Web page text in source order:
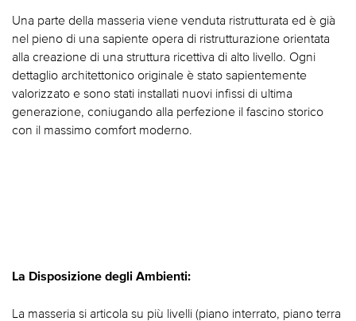
Una parte della masseria viene venduta ristrutturata ed è già
nel pieno di una sapiente opera di ristrutturazione orientata
alla creazione di una struttura ricettiva di alto livello. Ogni
dettaglio architettonico originale è stato sapientemente
valorizzato e sono stati installati nuovi infissi di ultima
generazione, coniugando alla perfezione il fascino storico
con il massimo comfort moderno.
La Disposizione degli Ambienti:
La masseria si articola su più livelli (piano interrato, piano terra